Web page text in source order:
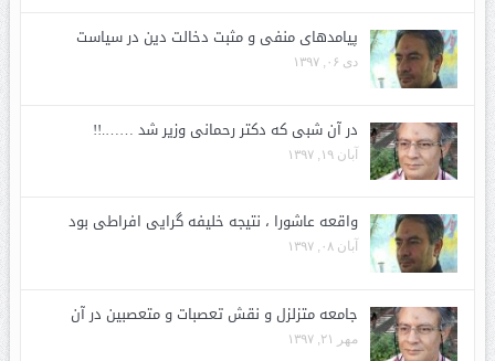
پیامدهای منفی و مثبت دخالت دین در سیاست
دی ۰۶, ۱۳۹۷
در آن شبی که دکتر رحمانی وزیر شد …….!!
آبان ۱۹, ۱۳۹۷
واقعه عاشورا ، نتیجه خلیفه گرایی افراطی بود
آبان ۰۸, ۱۳۹۷
جامعه متزلزل و نقش تعصبات و متعصبین در آن
مهر ۲۱, ۱۳۹۷